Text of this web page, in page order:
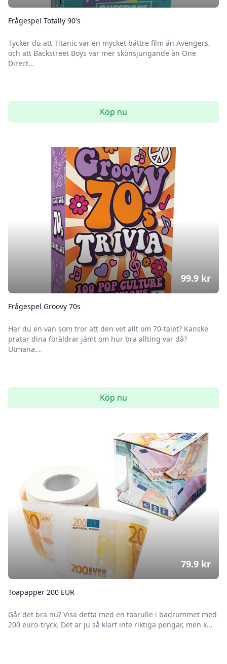
Frågespel Totally 90's
Tycker du att Titanic var en mycket bättre film än Avengers,
och att Backstreet Boys var mer skönsjungande än One
Direct...
Köp nu
Frågespel Groovy 70s
Har du en vän som tror att den vet allt om 70-talet? Kanske
pratar dina föräldrar jämt om hur bra allting var då?
Utmana...
99.9 kr
Köp nu
Toapapper 200 EUR
Går det bra nu? Visa detta med en toarulle i badrummet med
200 euro-tryck. Det är ju så klart inte riktiga pengar, men k...
79.9 kr